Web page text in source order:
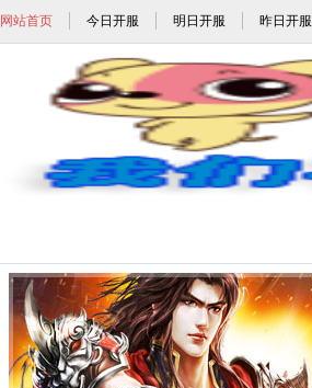
网站首页 今日开服 明日开服 昨日开服